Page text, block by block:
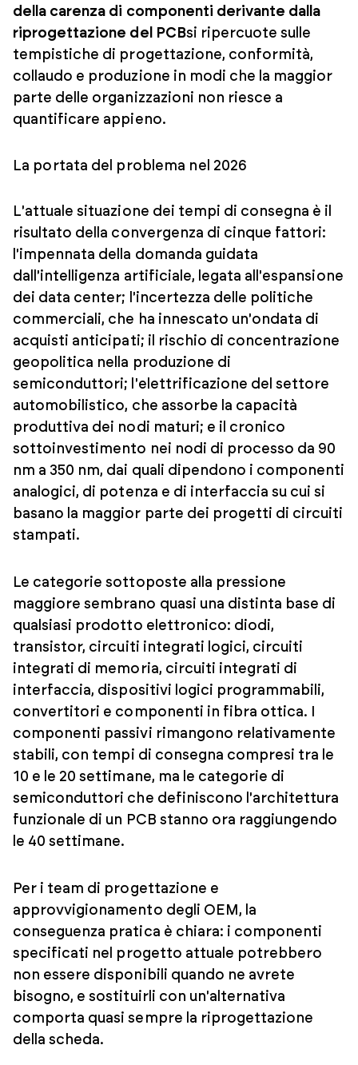
della carenza di componenti derivante dalla
riprogettazione del PCBsi ripercuote sulle
tempistiche di progettazione, conformità,
collaudo e produzione in modi che la maggior
parte delle organizzazioni non riesce a
quantificare appieno.
La portata del problema nel 2026
L'attuale situazione dei tempi di consegna è il
risultato della convergenza di cinque fattori:
l'impennata della domanda guidata
dall'intelligenza artificiale, legata all'espansione
dei data center; l'incertezza delle politiche
commerciali, che ha innescato un'ondata di
acquisti anticipati; il rischio di concentrazione
geopolitica nella produzione di
semiconduttori; l'elettrificazione del settore
automobilistico, che assorbe la capacità
produttiva dei nodi maturi; e il cronico
sottoinvestimento nei nodi di processo da 90
nm a 350 nm, dai quali dipendono i componenti
analogici, di potenza e di interfaccia su cui si
basano la maggior parte dei progetti di circuiti
stampati.
Le categorie sottoposte alla pressione
maggiore sembrano quasi una distinta base di
qualsiasi prodotto elettronico: diodi,
transistor, circuiti integrati logici, circuiti
integrati di memoria, circuiti integrati di
interfaccia, dispositivi logici programmabili,
convertitori e componenti in fibra ottica. I
componenti passivi rimangono relativamente
stabili, con tempi di consegna compresi tra le
10 e le 20 settimane, ma le categorie di
semiconduttori che definiscono l'architettura
funzionale di un PCB stanno ora raggiungendo
le 40 settimane.
Per i team di progettazione e
approvvigionamento degli OEM, la
conseguenza pratica è chiara: i componenti
specificati nel progetto attuale potrebbero
non essere disponibili quando ne avrete
bisogno, e sostituirli con un'alternativa
comporta quasi sempre la riprogettazione
della scheda.